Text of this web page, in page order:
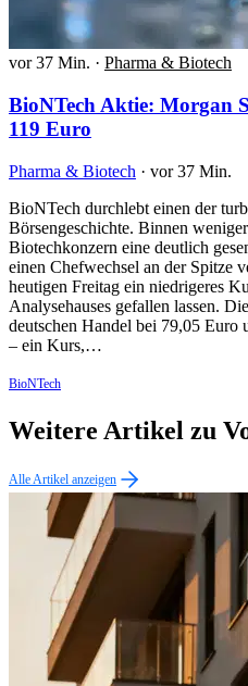
vor 37 Min. · Pharma & Biotech
BioNTech Aktie: Morgan
119 Euro
Pharma & Biotech · vor 37 Min.
BioNTech durchlebt einen der
Börsengeschichte. Binnen
Biotechkonzern eine deutlich
einen Chefwechsel an der Spitze
heutigen Freitag ein niedrigeres
Analysehauses gefallen lassen.
deutschen Handel bei 79,05 Euro
– ein Kurs,…
BioNTech
Weitere Artikel zu
Alle Artikel anzeigen